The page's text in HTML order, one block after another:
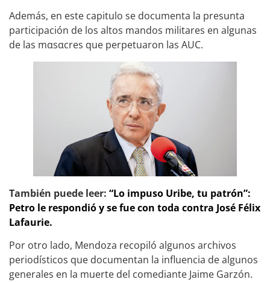
Además, en este capitulo se documenta la presunta
participación de los altos mandos militares en algunas
de las mαsαcres que perpetuaron las AUC.
También puede leer: “Lo impuso Uribe, tu patrón”:
Petro le respondió y se fue con toda contra José Félix
Lafaurie.
Por otro lado, Mendoza recopiló algunos archivos
periodísticos que documentan la influencia de algunos
generales en la muerte del comediante Jaime Garzón.